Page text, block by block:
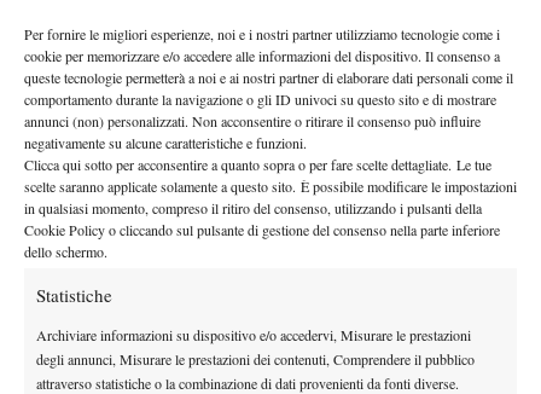
Per fornire le migliori esperienze, noi e i nostri partner utilizziamo tecnologie come i
cookie per memorizzare e/o accedere alle informazioni del dispositivo. Il consenso a
queste tecnologie permetterà a noi e ai nostri partner di elaborare dati personali come il
comportamento durante la navigazione o gli ID univoci su questo sito e di mostrare
annunci (non) personalizzati. Non acconsentire o ritirare il consenso può influire
negativamente su alcune caratteristiche e funzioni.
Clicca qui sotto per acconsentire a quanto sopra o per fare scelte dettagliate. Le tue
scelte saranno applicate solamente a questo sito. È possibile modificare le impostazioni
in qualsiasi momento, compreso il ritiro del consenso, utilizzando i pulsanti della
Cookie Policy o cliccando sul pulsante di gestione del consenso nella parte inferiore
dello schermo.
Statistiche
Archiviare informazioni su dispositivo e/o accedervi, Misurare le prestazioni
degli annunci, Misurare le prestazioni dei contenuti, Comprendere il pubblico
attraverso statistiche o la combinazione di dati provenienti da fonti diverse.
TAGGED: Fadi Bidan Giorgio Tabacco Lemon Bowl
Lemon Bowl 2015 Riccardo Rotilio Video
Nessun commento